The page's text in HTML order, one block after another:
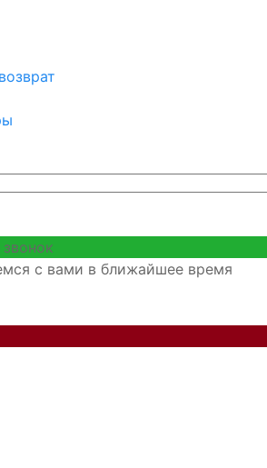
с вами в ближайшее время